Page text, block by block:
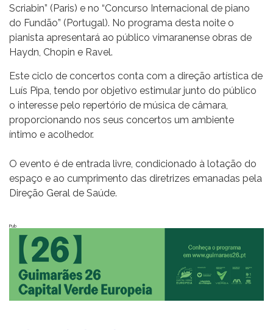
Scriabin” (Paris) e no “Concurso Internacional de piano
do Fundão” (Portugal). No programa desta noite o
pianista apresentará ao público vimaranense obras de
Haydn, Chopin e Ravel.
Este ciclo de concertos conta com a direção artística de
Luís Pipa, tendo por objetivo estimular junto do público
o interesse pelo repertório de música de câmara,
proporcionando nos seus concertos um ambiente
íntimo e acolhedor.
O evento é de entrada livre, condicionado à lotação do
espaço e ao cumprimento das diretrizes emanadas pela
Direção Geral de Saúde.
Pub